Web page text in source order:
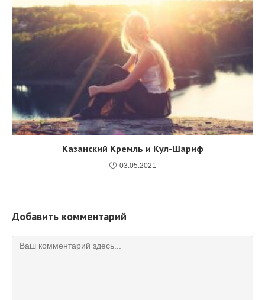
Казанский Кремль и Кул-Шариф
03.05.2021
Добавить комментарий
Комментарий